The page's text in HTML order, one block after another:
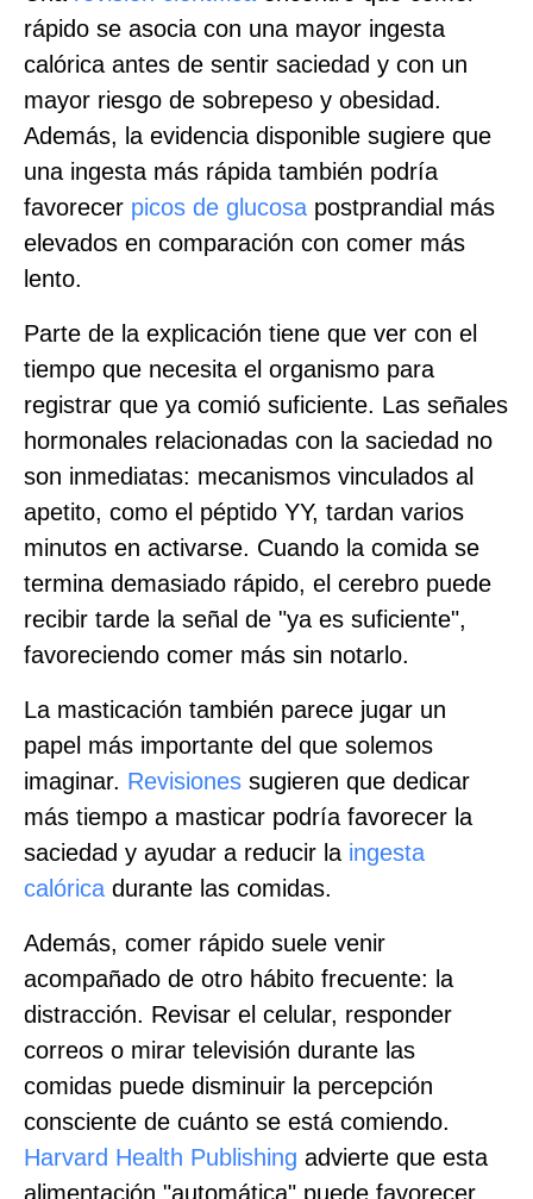
rápido se asocia con una mayor ingesta
calórica antes de sentir saciedad y con un
mayor riesgo de sobrepeso y obesidad.
Además, la evidencia disponible sugiere que
una ingesta más rápida también podría
favorecer picos de glucosa postprandial más
elevados en comparación con comer más
lento.
Parte de la explicación tiene que ver con el
tiempo que necesita el organismo para
registrar que ya comió suficiente. Las señales
hormonales relacionadas con la saciedad no
son inmediatas: mecanismos vinculados al
apetito, como el péptido YY, tardan varios
minutos en activarse. Cuando la comida se
termina demasiado rápido, el cerebro puede
recibir tarde la señal de "ya es suficiente",
favoreciendo comer más sin notarlo.
La masticación también parece jugar un
papel más importante del que solemos
imaginar. Revisiones sugieren que dedicar
más tiempo a masticar podría favorecer la
saciedad y ayudar a reducir la ingesta
calórica durante las comidas.
Además, comer rápido suele venir
acompañado de otro hábito frecuente: la
distracción. Revisar el celular, responder
correos o mirar televisión durante las
comidas puede disminuir la percepción
consciente de cuánto se está comiendo.
Harvard Health Publishing advierte que esta
alimentación "automática" puede favorecer